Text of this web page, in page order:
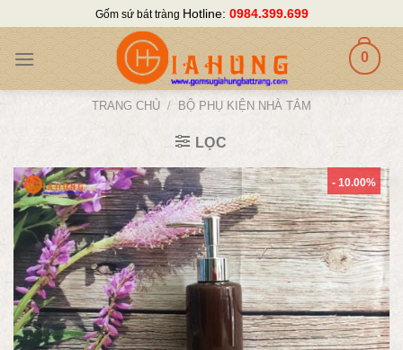
content
Gốm sứ bát tràng Hotline: 0984.399.699
0
TRANG CHỦ / BỘ PHỤ KIỆN NHÀ TẮM
LỌC
- 10.00%